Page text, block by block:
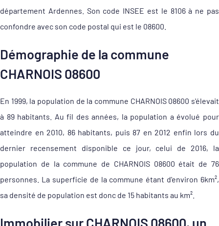
département Ardennes. Son code INSEE est le 8106 à ne pas
confondre avec son code postal qui est le 08600.
Démographie de la commune
CHARNOIS 08600
En 1999, la population de la commune CHARNOIS 08600 s'élevait
à 89 habitants. Au fil des années, la population a évolué pour
atteindre en 2010, 86 habitants, puis 87 en 2012 enfin lors du
dernier recensement disponible ce jour, celui de 2016, la
population de la commune de CHARNOIS 08600 était de 76
personnes. La superficie de la commune étant d'environ 6km²,
sa densité de population est donc de 15 habitants au km².
Immobilier sur CHARNOIS 08600, un